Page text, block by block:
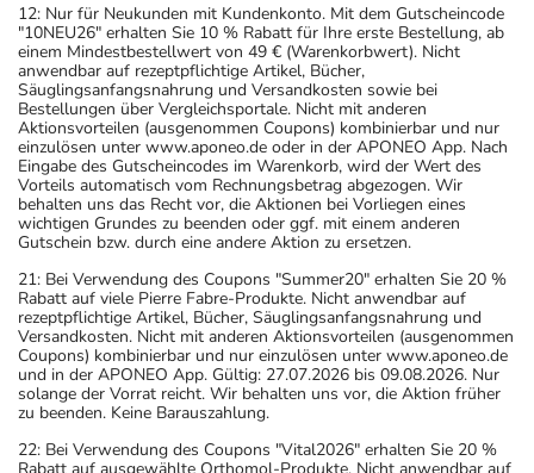
12: Nur für Neukunden mit Kundenkonto. Mit dem Gutscheincode
"10NEU26" erhalten Sie 10 % Rabatt für Ihre erste Bestellung, ab
einem Mindestbestellwert von 49 € (Warenkorbwert). Nicht
anwendbar auf rezeptpflichtige Artikel, Bücher,
Säuglingsanfangsnahrung und Versandkosten sowie bei
Bestellungen über Vergleichsportale. Nicht mit anderen
Aktionsvorteilen (ausgenommen Coupons) kombinierbar und nur
einzulösen unter www.aponeo.de oder in der APONEO App. Nach
Eingabe des Gutscheincodes im Warenkorb, wird der Wert des
Vorteils automatisch vom Rechnungsbetrag abgezogen. Wir
behalten uns das Recht vor, die Aktionen bei Vorliegen eines
wichtigen Grundes zu beenden oder ggf. mit einem anderen
Gutschein bzw. durch eine andere Aktion zu ersetzen.
21: Bei Verwendung des Coupons "Summer20" erhalten Sie 20 %
Rabatt auf viele Pierre Fabre-Produkte. Nicht anwendbar auf
rezeptpflichtige Artikel, Bücher, Säuglingsanfangsnahrung und
Versandkosten. Nicht mit anderen Aktionsvorteilen (ausgenommen
Coupons) kombinierbar und nur einzulösen unter www.aponeo.de
und in der APONEO App. Gültig: 27.07.2026 bis 09.08.2026. Nur
solange der Vorrat reicht. Wir behalten uns vor, die Aktion früher
zu beenden. Keine Barauszahlung.
22: Bei Verwendung des Coupons "Vital2026" erhalten Sie 20 %